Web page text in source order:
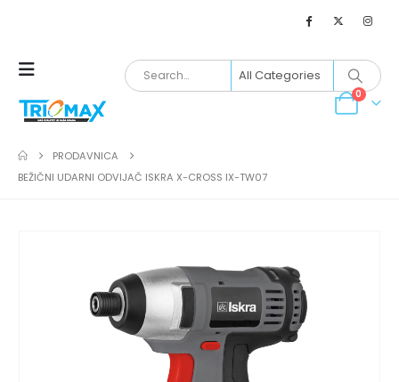
0
PRODAVNICA
BEŽIČNI UDARNI ODVIJAČ ISKRA X-CROSS IX-TW07